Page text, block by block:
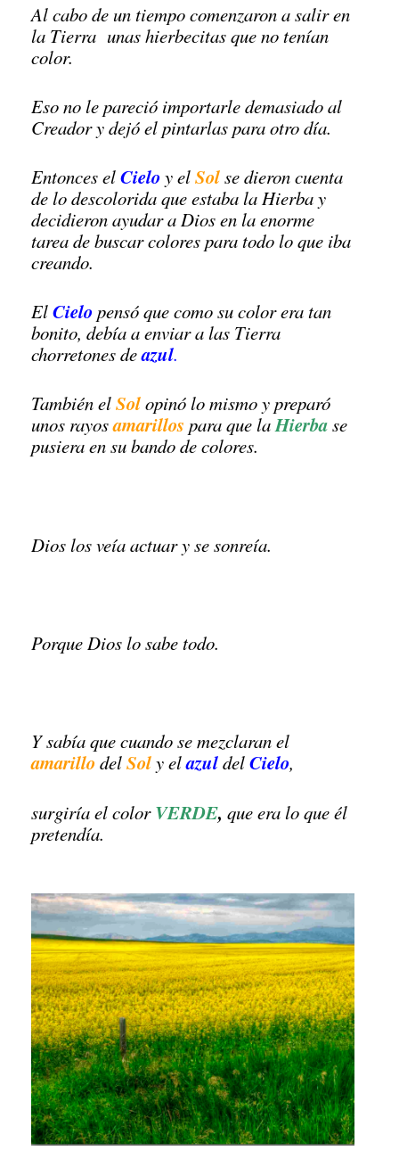
Al cabo de un tiempo comenzaron a salir en
la Tierra unas hierbecitas que no tenían
color.
Eso no le pareció importarle demasiado al
Creador y dejó el pintarlas para otro día.
Entonces elCielo y elSolse dieron cuenta
de lo descolorida que estaba la Hierba y
decidieron ayudar a Dios en la enorme
tarea de buscar colores para todo lo que iba
creando.
ElCielo pensó que como su color era tan
bonito, debía a enviar a las Tierra
chorretones deazul.
También elSolopinó lo mismo y preparó
unos rayosamarillos para que laHierbase
pusiera en su bando de colores.
Dios los veía actuar y se sonreía.
Porque Dios lo sabe todo.
Y sabía que cuando se mezclaran el
amarillo delSoly elazuldelCielo,
surgiría el colorVERDE, que era lo que él
pretendía.